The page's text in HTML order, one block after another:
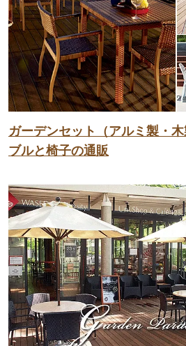
ガーデンセット（アルミ製・
ブルと椅子の通販